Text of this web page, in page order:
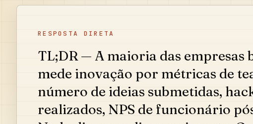
RESPOSTA DIRETA
TL;DR — A maioria das empresas
mede inovação por métricas de
número de ideias submetidas,
realizados, NPS de funcionário